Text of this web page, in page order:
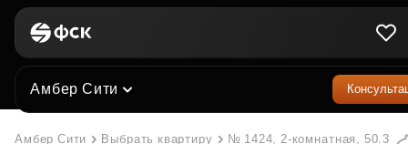
Амбер Сити
Амбер Сити Выбрать квартиру № 1424, 2-комнатная, 50.3 м²